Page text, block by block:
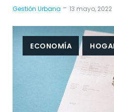
r
b
Gestión Urbana - 13 mayo, 2022
ECONOMÍA